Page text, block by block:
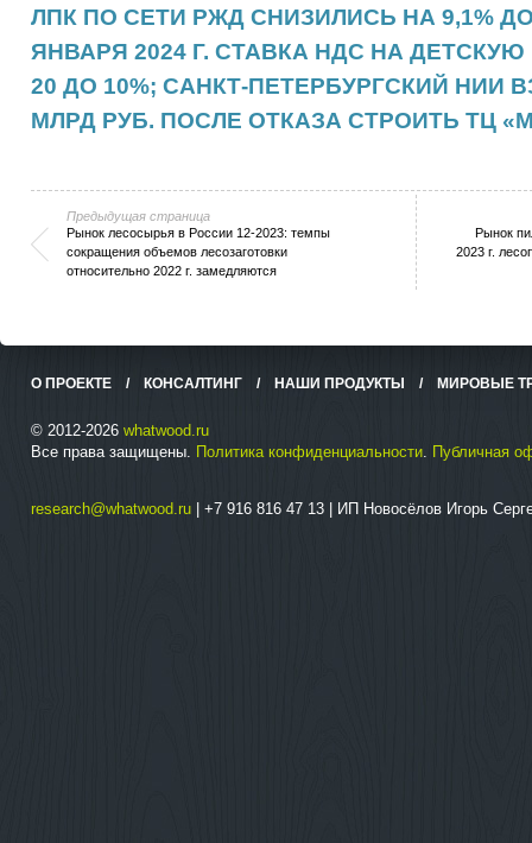
ЛПК ПО СЕТИ РЖД СНИЗИЛИСЬ НА 9,1% ДО
ЯНВАРЯ 2024 Г. СТАВКА НДС НА
20 ДО 10%; САНКТ-ПЕТЕРБУРГСКИЙ НИИ
МЛРД РУБ. ПОСЛЕ ОТКАЗА СТРОИТЬ ТЦ
Предыдущая страница
Рынок лесосырья в России 12-2023: темпы
сокращения объемов лесозаготовки
относительно 2022 г. замедляются
Рынок
2023 г.
О ПРОЕКТЕ / КОНСАЛТИНГ / НАШИ ПРОДУКТЫ / МИРОВЫЕ
© 2012-2026 whatwood.ru
Все права защищены. Политика конфиденциальности. Публичная
research@whatwood.ru | +7 916 816 47 13 | ИП Новосёлов Игорь